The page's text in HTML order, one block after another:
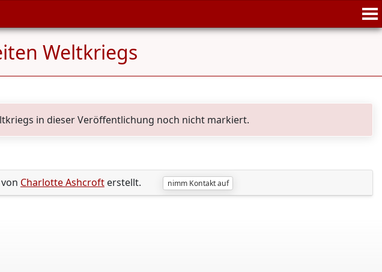
Weltkriegs
in dieser Veröffentlichung noch nicht markiert.
Charlotte Ashcrofterstellt. nimm Kontakt auf